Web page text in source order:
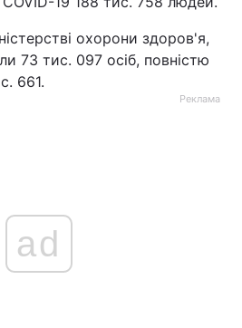
охорони здоров'я,
73 тис. 097 осіб, повністю
661.
Реклама
ad